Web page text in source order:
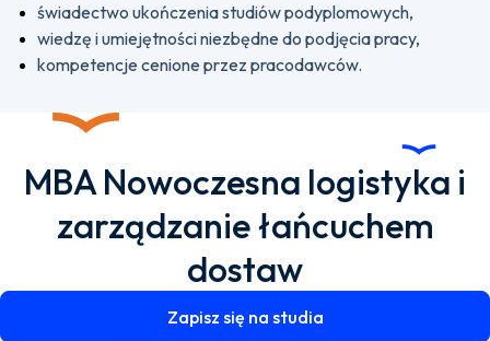
świadectwo ukończenia studiów podyplomowych,
wiedzę i umiejętności niezbędne do podjęcia pracy,
kompetencje cenione przez pracodawców.
MBA Nowoczesna logistyka i
zarządzanie łańcuchem
dostaw
Zapisz się na studia